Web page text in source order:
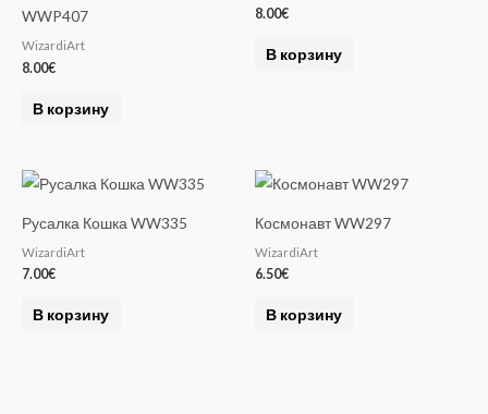
WWP407
WizardiArt
8.00€
В корзину
8.00€
В корзину
Русалка Кошка WW335
WizardiArt
7.00€
В корзину
Космонавт WW297
WizardiArt
6.50€
В корзину